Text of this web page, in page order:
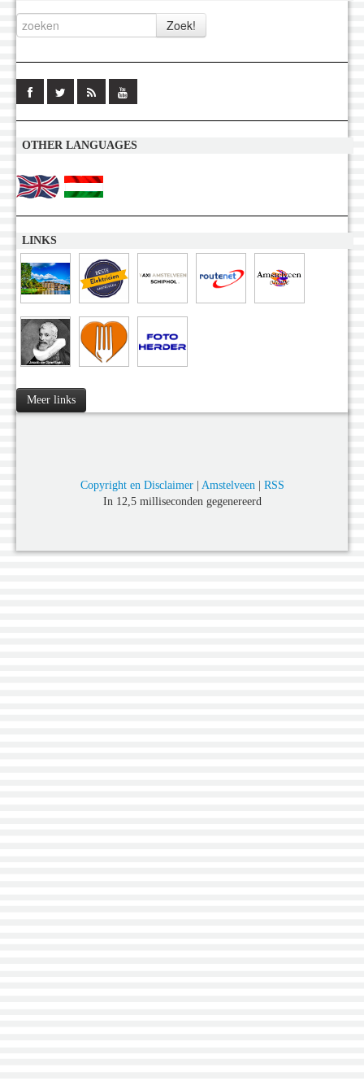
OTHER LANGUAGES
LINKS
Meer links
Copyright en Disclaimer| Amstelveen| RSS
In 12,5 milliseconden gegenereerd